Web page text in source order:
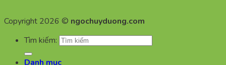
Copyright 2026 © ngochuyduong.com
Tìm kiếm:
Danh mục